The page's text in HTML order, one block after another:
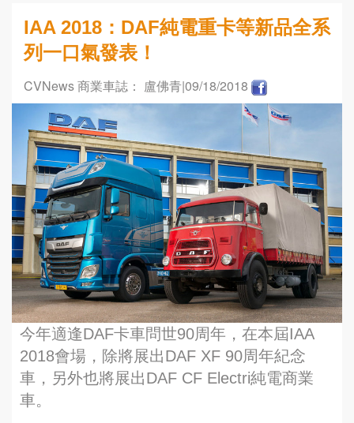
IAA 2018：DAF純電重卡等新品全系
列一口氣發表！
CVNews 商業車誌： 盧佛青|09/18/2018
今年適逢DAF卡車問世90周年，在本屆IAA
2018會場，除將展出DAF XF 90周年紀念
車，另外也將展出DAF CF Electri純電商業
車。